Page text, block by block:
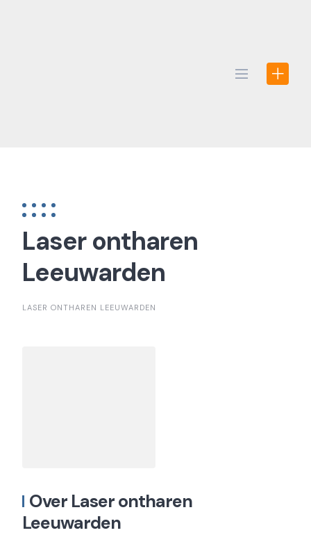
Laser ontharen
Leeuwarden
LASER ONTHAREN LEEUWARDEN
Over Laser ontharen
Leeuwarden